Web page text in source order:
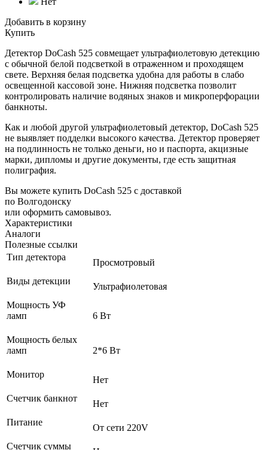
Добавить в корзину
Купить
Детектор DoCash 525 совмещает ультрафиолетовую детекцию
с обычной белой подсветкой в отраженном и проходящем
свете. Верхняя белая подсветка удобна для работы в слабо
освещенной кассовой зоне. Нижняя подсветка позволит
контролировать наличие водяных знаков и микроперфорации
банкноты.
Как и любой другой ультрафиолетовый детектор, DoCash 525
не выявляет подделки высокого качества. Детектор проверяет
на подлинность не только деньги, но и паспорта, акцизные
марки, дипломы и другие документы, где есть защитная
полиграфия.
Вы можете купить DoCash 525 с доставкой
по Волгодонску
или оформить самовывоз.
Характеристики
Аналоги
Полезные ссылки
Тип детектора
Просмотровый
Виды детекции
Ультрафиолетовая
Мощность УФ
ламп
6 Вт
Мощность белых
ламп
2*6 Вт
Монитор
Нет
Счетчик банкнот
Нет
Питание
От сети 220V
Счетчик суммы